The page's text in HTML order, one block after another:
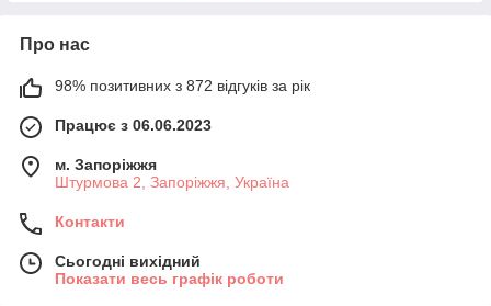
Про нас
98% позитивних з 872 відгуків за рік
Працює з 06.06.2023
м. Запоріжжя
Штурмова 2, Запоріжжя, Україна
Контакти
Сьогодні вихідний
Показати весь графік роботи